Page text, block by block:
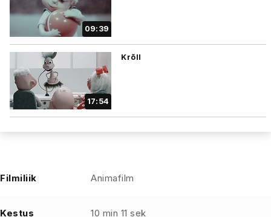
09:39
17:54
Krõll
Filmiliik Animafilm
Kestus 10 min 11 sek